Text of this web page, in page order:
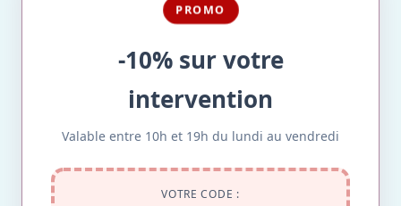
PROMO
-10% sur votre
intervention
Valable entre 10h et 19h du lundi au vendredi
VOTRE CODE :